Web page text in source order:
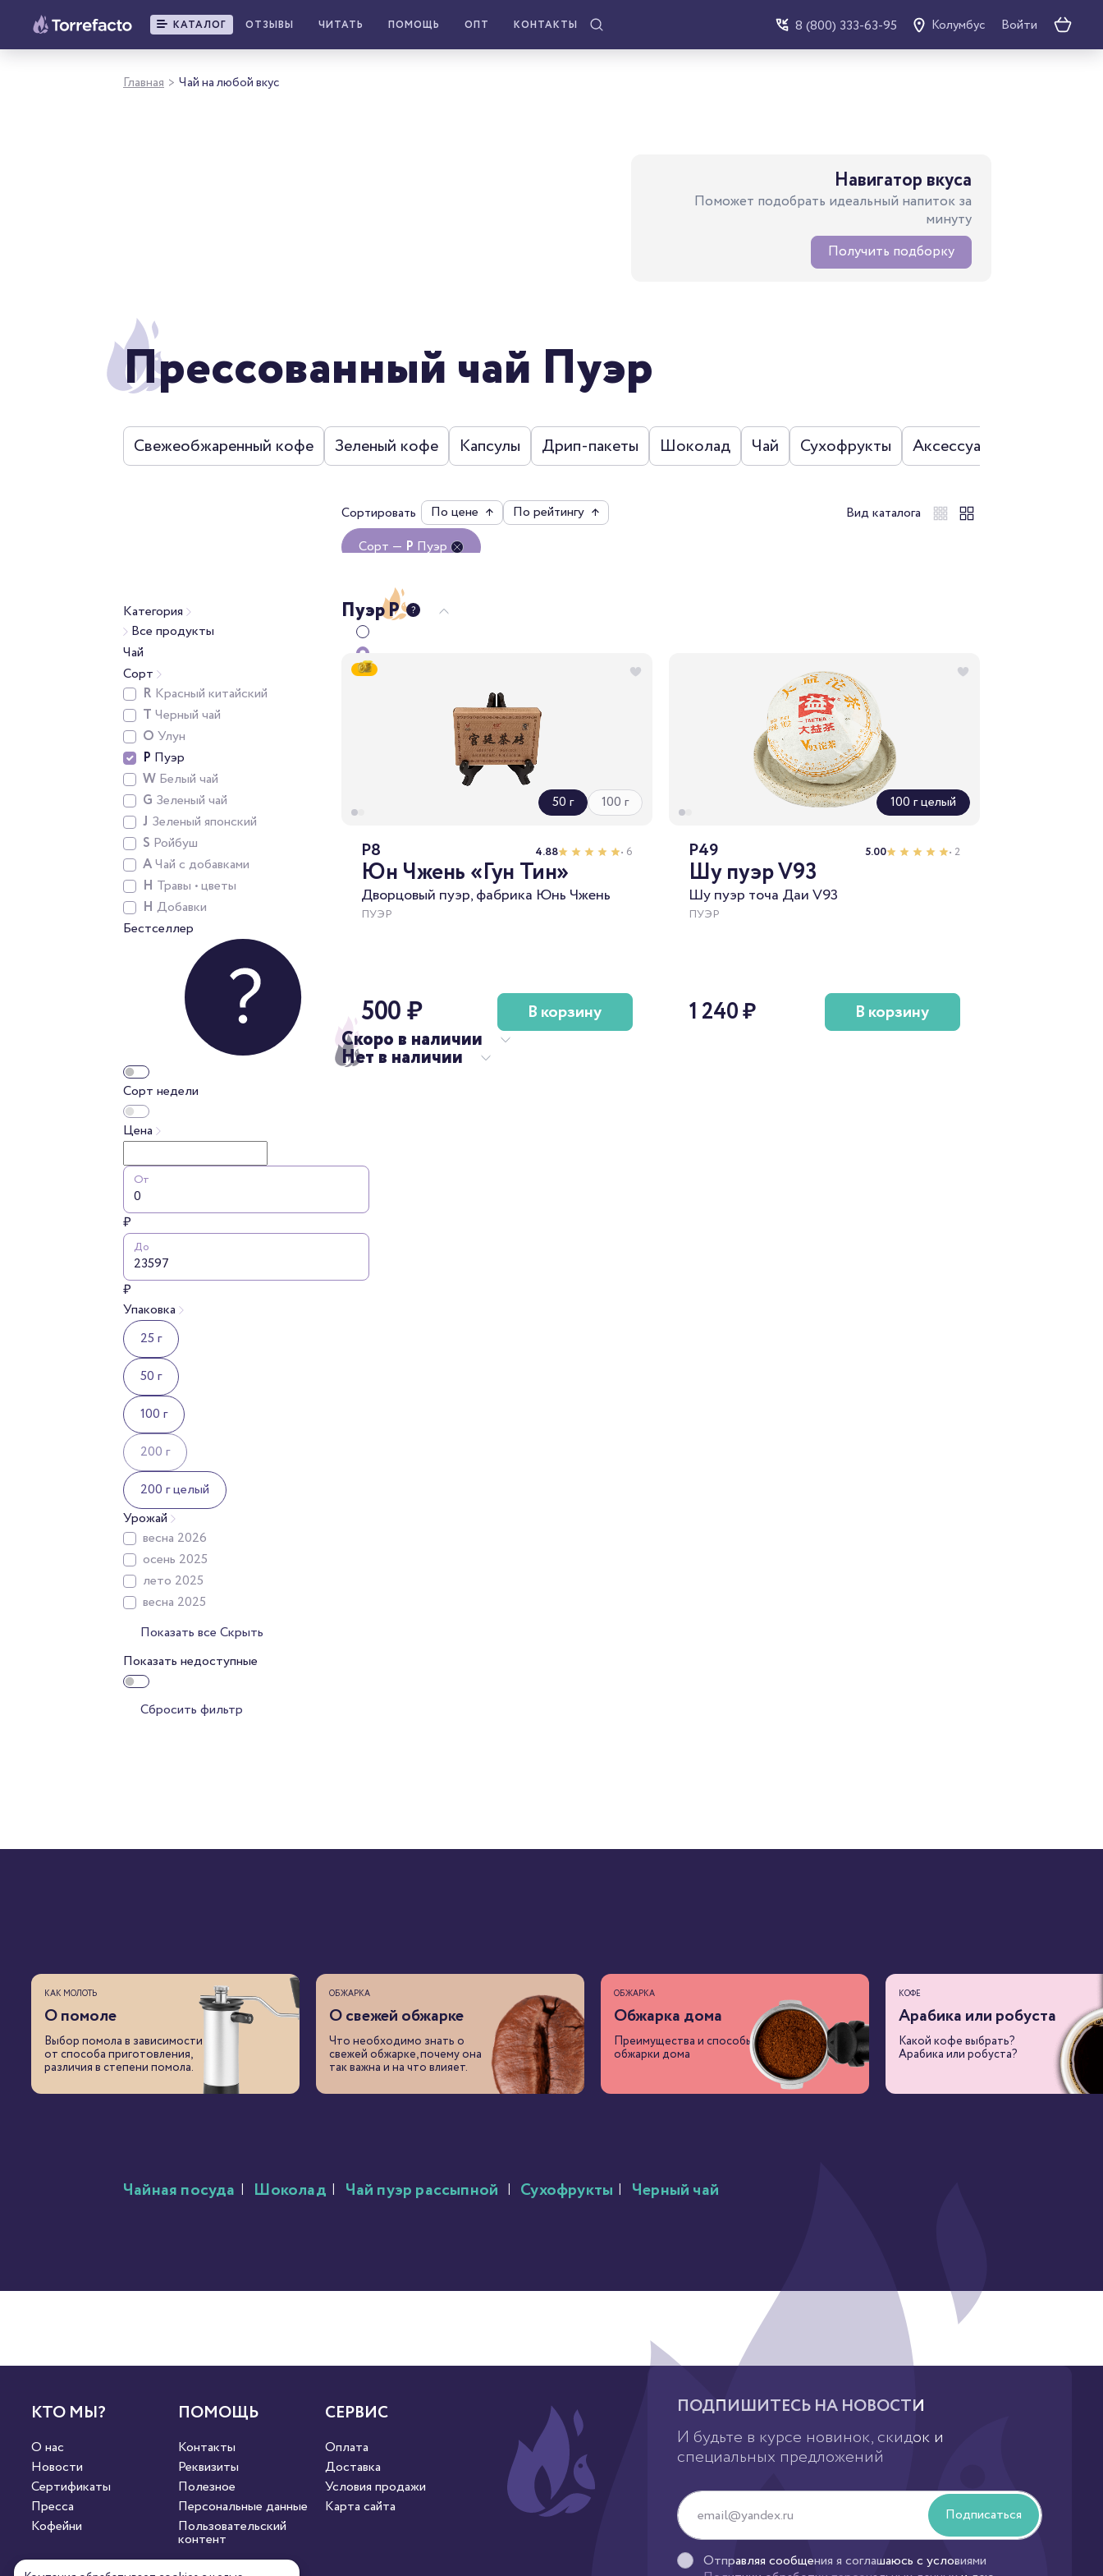
КАТАЛОГ ОТЗЫВЫ ЧИТАТЬ ПОМОЩЬ ОПТ КОНТАКТЫ 8 (800) 333-63-95 Колумбус Войти
Главная > Чай на любой вкус
Навигатор вкуса
Поможет подобрать идеальный напиток за
минуту
Получить подборку
Прессованный чай Пуэр
Свежеобжаренный кофе Зеленый кофе Капсулы Дрип-пакеты Шоколад Чай Сухофрукты Аксессуары
Сортировать По цене ↑ По рейтингу ↑
Вид каталога
Сорт — P Пуэр
Очистить все
Категория
Все продукты
Чай
Сорт
R Красный китайский
T Черный чай
O Улун
P Пуэр
W Белый чай
G Зеленый чай
J Зеленый японский
S Ройбуш
AЧай с добавками
H Травы • цветы
H Добавки
Бестселлер
Сорт недели
Цена
От
₽
До
₽
Упаковка
25 г
50 г
100 г
200 г
200 г целый
Урожай
весна 2026
осень 2025
лето 2025
весна 2025
Показать все Скрыть
Показать недоступные
Сбросить фильтр
ПуэрP
50 г 100 г
P8 4.88 • 6
Юн Чжень «Гун Тин»
Дворцовый пуэр, фабрика Юнь Чжень
ПУЭР
500 ₽ В корзину
100 г целый
P49 5.00 • 2
Шу пуэр V93
Шу пуэр точа Даи V93
ПУЭР
1 240 ₽ В корзину
Скоро в наличии
Нет в наличии
КАК МОЛОТЬ
О помоле
Выбор помола в зависимости
от способа приготовления,
различия в степени помола.
ОБЖАРКА
О свежей обжарке
Что необходимо знать о
свежей обжарке, почему она
так важна и на что влияет.
ОБЖАРКА
Обжарка дома
Преимущества и способы
обжарки дома
КОФЕ
Арабика или робуста
Какой кофе выбрать?
Арабика или робуста?
Чайная посуда | Шоколад | Чай пуэр рассыпной | Сухофрукты | Черный чай
КТО МЫ?
О нас
Новости
Сертификаты
Пресса
Кофейни
ПОМОЩЬ
Контакты
Реквизиты
Полезное
Персональные данные
Пользовательский
контент
СЕРВИС
Оплата
Доставка
Условия продажи
Карта сайта
ПОДПИШИТЕСЬ НА НОВОСТИ
И будьте в курсе новинок, скидок и
специальных предложений
Подписаться
Отправляя сообщения я соглашаюсь с условиями